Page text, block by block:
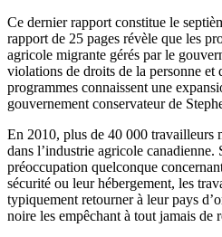
Ce dernier rapport constitue le
rapport de 25 pages révèle que les
agricole migrante gérés par le
violations de droits de la personne
programmes connaissent une
gouvernement conservateur de
En 2010, plus de 40 000 travailleurs
dans l’industrie agricole canadienne.
préoccupation quelconque
sécurité ou leur hébergement, les
typiquement retourner à leur pays
noire les empêchant à tout jamais de